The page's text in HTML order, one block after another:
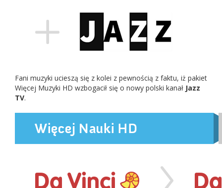
Fani muzyki ucieszą się z kolei z pewnością z faktu, iż pakiet
Więcej Muzyki HD wzbogacił się o nowy polski kanał Jazz
TV.